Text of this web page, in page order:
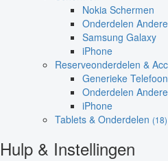
Nokia Schermen
Onderdelen
Samsung Galaxy
iPhone
Reserveonderdelen &
Generieke
Onderdelen
iPhone
Tablets & Onderdelen (18)
Hulp & Instellingen